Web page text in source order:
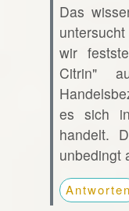
Das
wir
Citrin"
es sich
handelt.
unbedingt
Antworten